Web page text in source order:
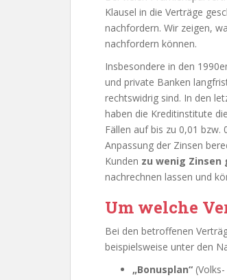
Klausel in die Verträge
nachfordern. Wir zeigen,
nachfordern können.
Insbesondere in den
und private Banken
rechtswidrig sind. In den
haben die Kreditinstitute
Fällen auf bis zu 0,01 bzw.
Anpassung der Zinsen
Kunden zu wenig
nachrechnen lassen und
Um welche
Bei den betroffenen
beispielsweise unter den
„Bonusplan“